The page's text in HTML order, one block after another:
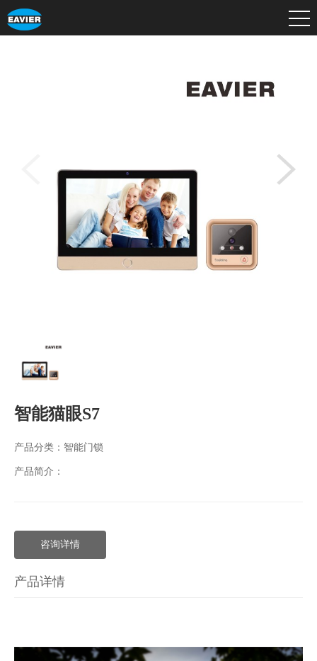
智能猫眼S7
产品分类： 智能门锁
产品简介：
咨询详情
产品详情